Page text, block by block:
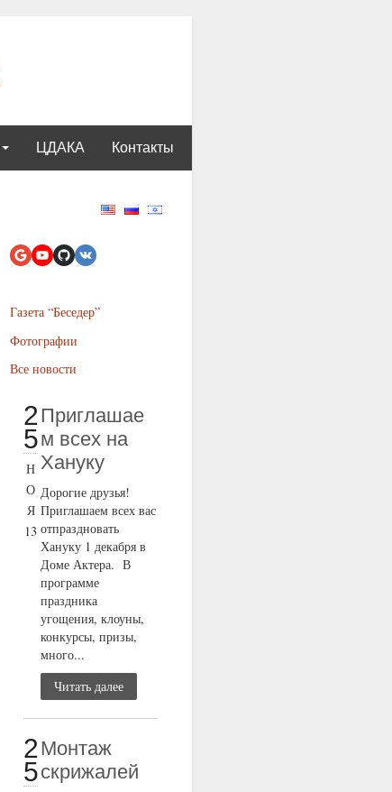
ЦДАКА Контакты
Газета “Беседер”
Фотографии
Все новости
2
5
Н
О
Я
13
Приглашае
м всех на
Хануку
Дорогие друзья!
Приглашаем всех вас
отпраздновать
Хануку 1 декабря в
Доме Актера. В
программе
праздника
угощения, клоуны,
конкурсы, призы,
много...
Читать далее
2
5
Монтаж
скрижалей